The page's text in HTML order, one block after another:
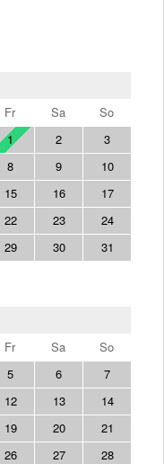
Fr Sa
So
1
2
3
8 9
10
15 16
17
22 23
24
29 30 31
Fr Sa
So
5 6
7
12 13
14
19 20
21
26 27 28